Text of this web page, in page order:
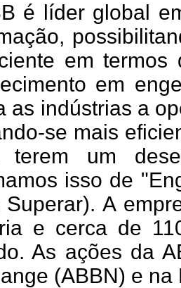
é líder global
em termos
em
as indústrias a
se mais
terem um
isso de
Superar). A
e cerca de
As ações da
(ABBN) e